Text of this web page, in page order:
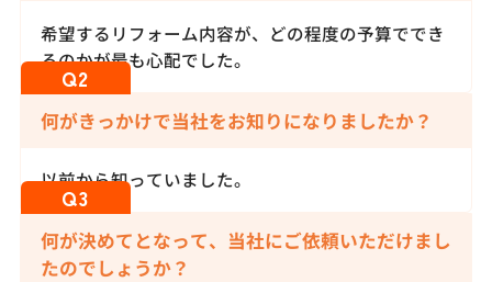
希望するリフォーム内容が、どの程度の予算ででき
るのかが最も心配でした。
何がきっかけで当社をお知りになりましたか？
以前から知っていました。
何が決めてとなって、当社にご依頼いただけまし
たのでしょうか？